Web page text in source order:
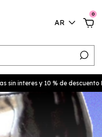
AR
0
y 10 % de descuento EN